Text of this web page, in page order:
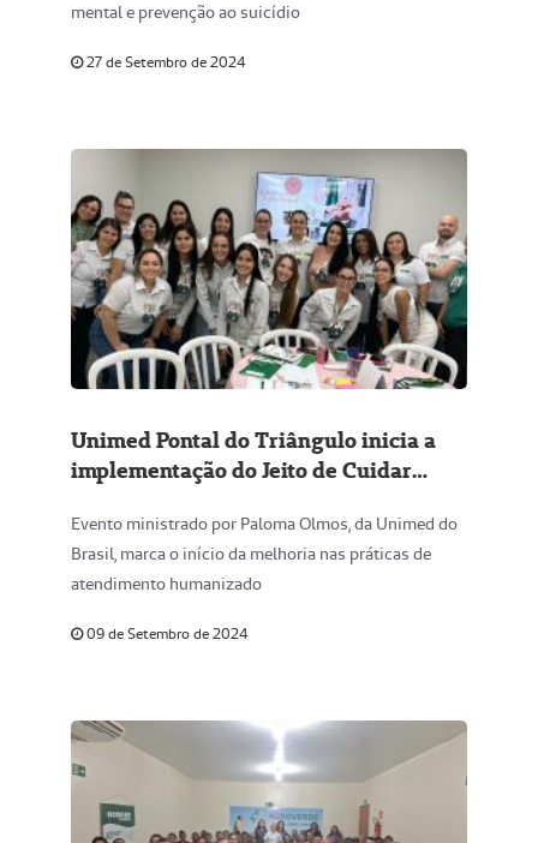
mental e prevenção ao suicídio
27 de Setembro de 2024
Unimed Pontal do Triângulo inicia a
implementação do Jeito de Cuidar
Evento ministrado por Paloma Olmos, da Unimed do
Brasil, marca o início da melhoria nas práticas de
atendimento humanizado
09 de Setembro de 2024